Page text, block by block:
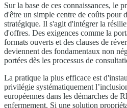
Sur la base de ces connaissances, le
d'être un simple centre de coûts pour
stratégique. Il s'agit d'intégrer la
d'offres. Des exigences comme la
formats ouverts et des clauses de
deviennent des fondamentaux non
portées dès les processus de
La pratique la plus efficace est
privilégie systématiquement
européennes dans les démarches de
enfermement. Si une solution